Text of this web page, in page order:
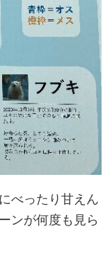
べったり甘えん
ンが何度も見ら